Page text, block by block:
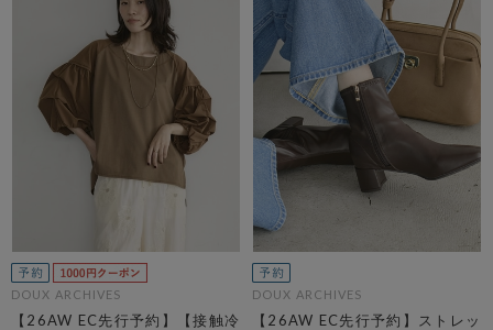
DOUX ARCHIVES
【26AW EC先行予約】【接触冷
DOUX ARCHIVES
【26AW EC先行予約】ストレッ